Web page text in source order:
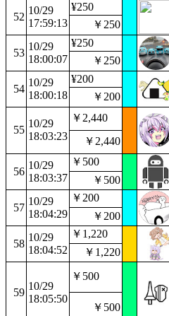
52
10/29
17:59:13
¥250
￥250
53
10/29
18:00:07
¥250
￥250
54
10/29
18:00:18
¥200
￥200
55
10/29
18:03:23
￥2,440
￥2,440
56
10/29
18:03:37
￥500
￥500
57
10/29
18:04:29
￥200
￥200
58
10/29
18:04:52
￥1,220
￥1,220
59
10/29
18:05:50
￥500
￥500